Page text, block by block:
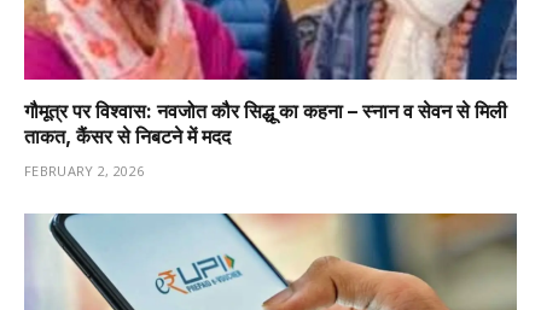
गौमूत्र पर विश्वास: नवजोत कौर सिद्धू का कहना – स्नान व सेवन से मिली
ताकत, कैंसर से निबटने में मदद
FEBRUARY 2, 2026